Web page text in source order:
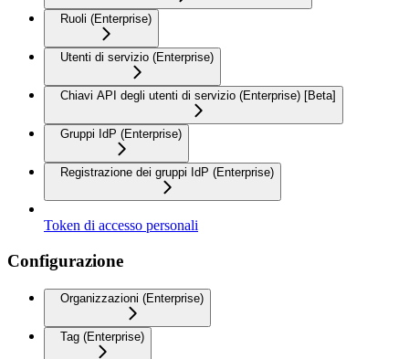
Ruoli (Enterprise)
Utenti di servizio (Enterprise)
Chiavi API degli utenti di servizio (Enterprise) [Beta]
Gruppi IdP (Enterprise)
Registrazione dei gruppi IdP (Enterprise)
Token di accesso personali
Configurazione
Organizzazioni (Enterprise)
Tag (Enterprise)